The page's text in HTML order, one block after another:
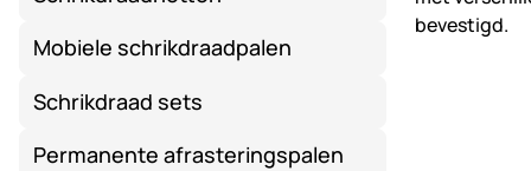
Mobiele schrikdraadpalen
Schrikdraad sets
Permanente afrasteringspalen